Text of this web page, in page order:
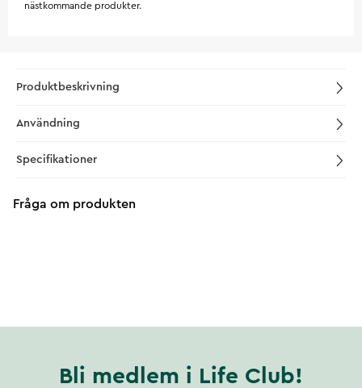
nästkommande produkter.
Produktbeskrivning
Användning
Specifikationer
Fråga om produkten
Bli medlem i Life Club!